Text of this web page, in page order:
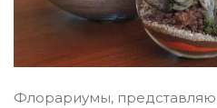
Флорариумы,